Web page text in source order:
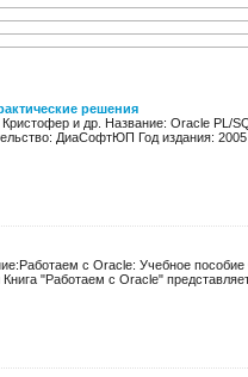
решения
и др. Название: Oracle PL/
ДиаСофтЮП Год издания: 2005
с Oracle: Учебное
"Работаем с Oracle"